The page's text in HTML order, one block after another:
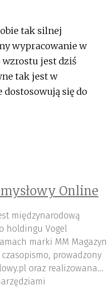
tak silnej
wypracowanie w
jest dziś
tak jest w
się do
Online
międzynarodową
holdingu Vogel
marki MM Magazyn
prowadzony
oraz realizowana